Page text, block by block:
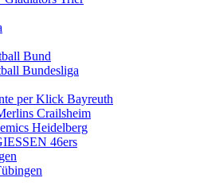
Bund
Bundesliga
per Klick Bayreuth
Crailsheim
Heidelberg
46ers